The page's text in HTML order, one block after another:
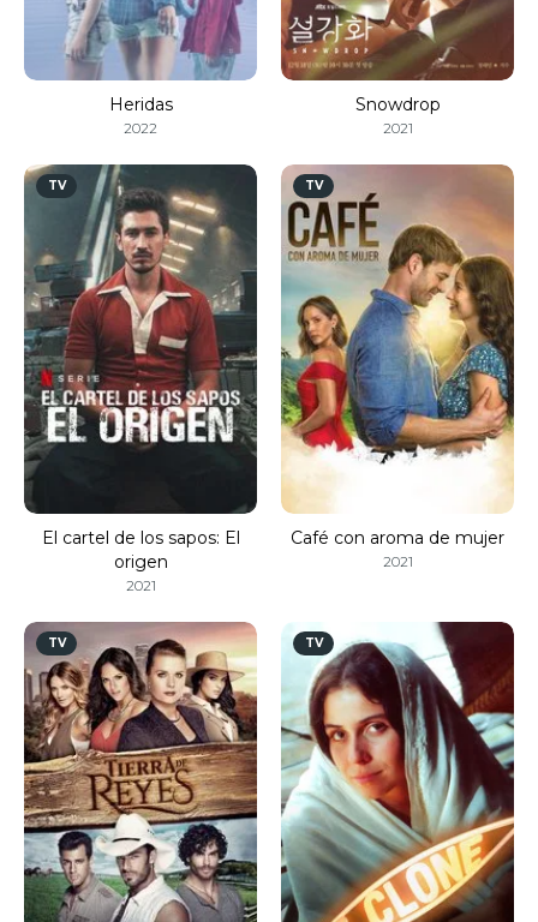
Heridas
2022
Snowdrop
2021
TV
El cartel de los sapos: El
origen
2021
TV
Café con aroma de mujer
2021
TV TV